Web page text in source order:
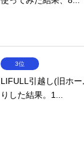
3位
LIFULL引越し(旧ホ
りした結果。1...